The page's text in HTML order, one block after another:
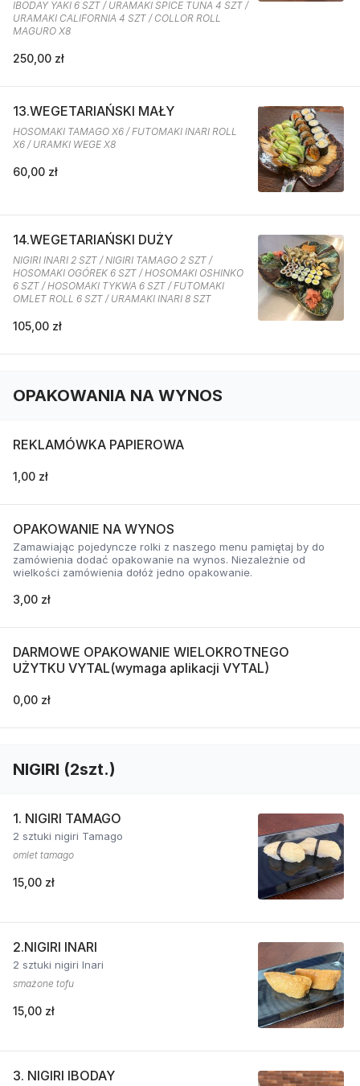
IBODAY YAKI 6 SZT / URAMAKI SPICE TUNA 4 SZT /
URAMAKI CALIFORNIA 4 SZT / COLLOR ROLL
MAGURO X8
250,00 zł
13.WEGETARIAŃSKI MAŁY
HOSOMAKI TAMAGO X6 / FUTOMAKI INARI ROLL
X6 / URAMKI WEGE X8
60,00 zł
14.WEGETARIAŃSKI DUŻY
NIGIRI INARI 2 SZT / NIGIRI TAMAGO 2 SZT /
HOSOMAKI OGÓREK 6 SZT / HOSOMAKI OSHINKO
6 SZT / HOSOMAKI TYKWA 6 SZT / FUTOMAKI
OMLET ROLL 6 SZT / URAMAKI INARI 8 SZT
105,00 zł
OPAKOWANIA NA WYNOS
REKLAMÓWKA PAPIEROWA
1,00 zł
OPAKOWANIE NA WYNOS
Zamawiając pojedyncze rolki z naszego menu pamiętaj by do
zamówienia dodać opakowanie na wynos. Niezależnie od
wielkości zamówienia dołóż jedno opakowanie.
3,00 zł
DARMOWE OPAKOWANIE WIELOKROTNEGO
UŻYTKU VYTAL(wymaga aplikacji VYTAL)
0,00 zł
NIGIRI (2szt.)
1. NIGIRI TAMAGO
2 sztuki nigiri Tamago
omlet tamago
15,00 zł
2.NIGIRI INARI
2 sztuki nigiri Inari
smażone tofu
15,00 zł
3. NIGIRI IBODAY